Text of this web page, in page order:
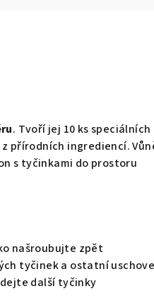
. Tvoří jej 10 ks speciálních
přírodních ingrediencí.
s tyčinkami do prostoru
našroubujte zpět
tyčinek a ostatní
další tyčinky